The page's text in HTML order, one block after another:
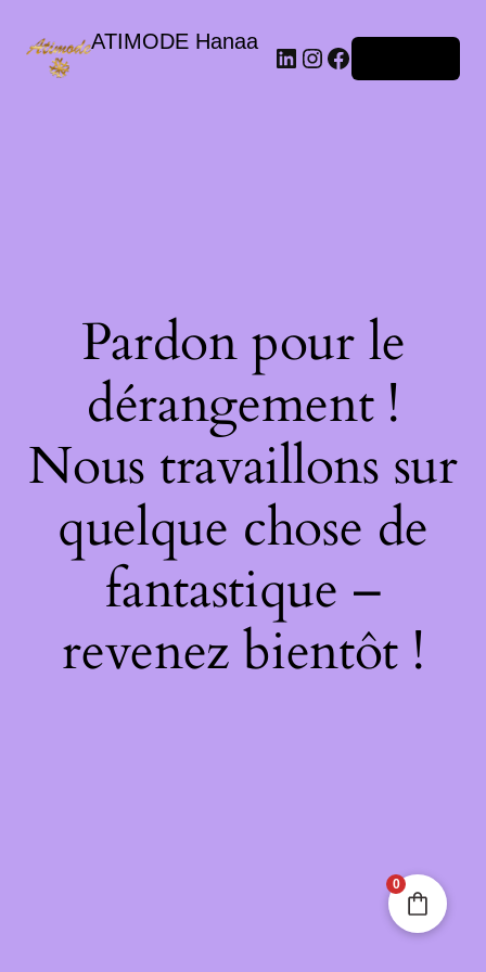
ATIMODE Hanaa
Pardon pour le
dérangement !
Nous travaillons sur
quelque chose de
fantastique –
revenez bientôt !
0